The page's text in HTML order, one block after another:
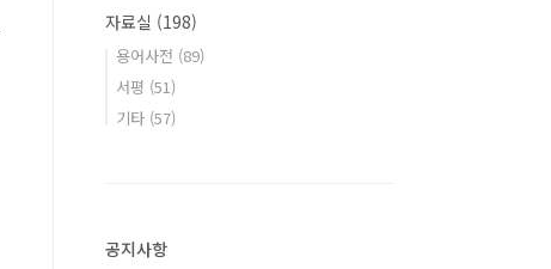
자료실 (198)
용어사전 (89)
서평 (51)
기타 (57)
공지사항